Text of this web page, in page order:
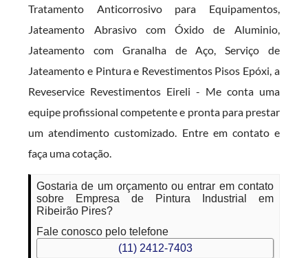
Tratamento Anticorrosivo para Equipamentos,
Jateamento Abrasivo com Óxido de Aluminio,
Jateamento com Granalha de Aço, Serviço de
Jateamento e Pintura e Revestimentos Pisos Epóxi, a
Reveservice Revestimentos Eireli - Me conta uma
equipe profissional competente e pronta para prestar
um atendimento customizado. Entre em contato e
faça uma cotação.
Gostaria de um orçamento ou entrar em contato
sobre Empresa de Pintura Industrial em
Ribeirão Pires?
Fale conosco pelo telefone
(11) 2412-7403